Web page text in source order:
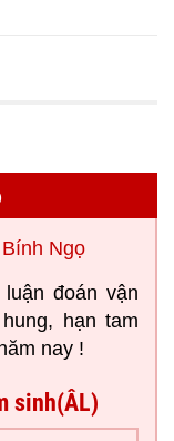
Ngọ
đoán vận
hạn tam
nay !
sinh(ÂL)